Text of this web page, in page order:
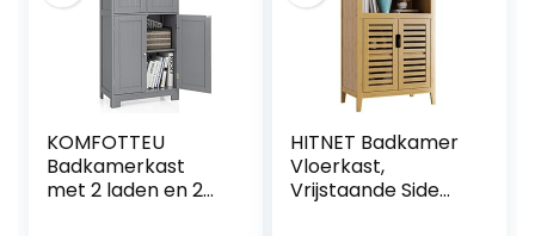
KOMFOTTEU
Badkamerkast
met 2 laden en 2
HITNET Badkamer
Vloerkast,
Vrijstaande Side